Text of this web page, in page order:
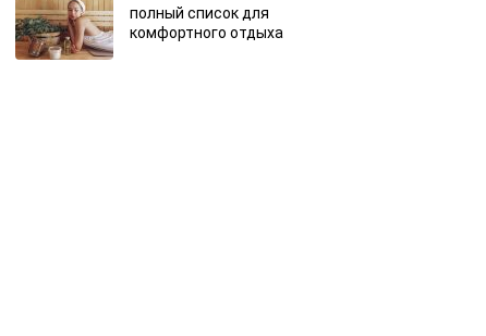
полный список для
комфортного отдыха